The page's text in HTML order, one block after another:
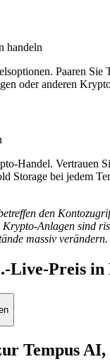
handeln
Paaren Sie
oder anderen
Handel. Vertrauen
Storage bei jedem
den
Krypto-Anlagen sind
massiv verändern.
Live-Preis in
Tempus AI,